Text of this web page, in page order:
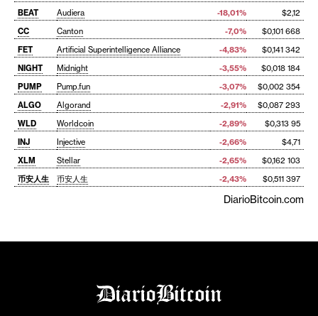
BEAT Audiera -18,01%
$2,12
CC
Canton -7,0%
$0,101 668
FET
Artificial Superintelligence Alliance -4,83%
$0,141 342
NIGHT
Midnight -3,55%
$0,018 184
PUMP
Pump.fun -3,07%
$0,002 354
ALGO
Algorand -2,91%
$0,087 293
WLD
Worldcoin -2,89%
$0,313 95
INJ
Injective -2,66%
$4,71
XLM
Stellar -2,65%
$0,162 103
币安人生
币安人生 -2,43% $0,511 397
DiarioBitcoin.com